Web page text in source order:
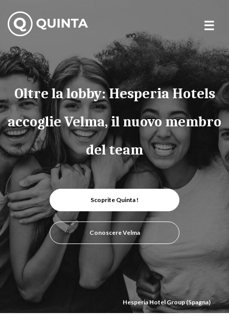
content
Oltre la lobby: Hesperia Hotels
accoglie Velma, il nuovo membro
del team
Scoprite Quinta !
Conoscere Velma
Hesperia Hotel Group (Spagna)